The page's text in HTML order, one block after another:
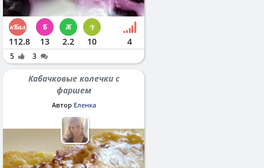
112.8 13 2.2 10 4
5 3
Кабачковые колечки с
фаршем
Автор Еленка